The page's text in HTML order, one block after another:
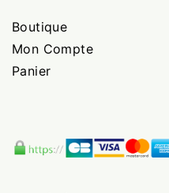
Boutique
Mon Compte
Panier